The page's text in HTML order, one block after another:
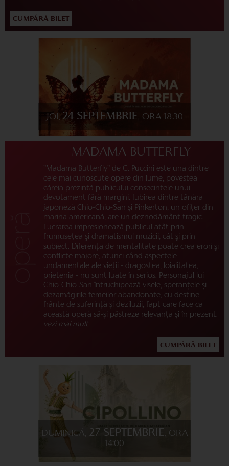
CUMPĂRĂ BILET
JOI, 24 SEPTEMBRIE, ORA 18:30
MADAMA BUTTERFLY
”Madama Butterfly” de G. Puccini este una dintre
cele mai cunoscute opere din lume, povestea
căreia prezintă publicului consecințele unui
devotament fără margini. Iubirea dintre tânăra
japoneză Chio-Chio-San și Pinkerton, un ofițer din
marina americană, are un deznodământ tragic.
Lucrarea impresionează publicul atât prin
frumuseţea şi dramatismul muzicii, cât şi prin
subiect. Diferenţa de mentalitate poate crea erori şi
conflicte majore, atunci când aspectele
undamentale ale vieţii - dragostea, loialitatea,
prietenia - nu sunt luate în serios. Personajul lui
Chio-Chio-San întruchipează visele, speranțele și
dezamăgirile femeilor abandonate, cu destine
frânte de suferință și deziluzii, fapt care face ca
această operă să-și păstreze relevanța și în prezent.
vezi mai mult
CUMPĂRĂ BILET
DUMINICĂ, 27 SEPTEMBRIE, ORA
14:00